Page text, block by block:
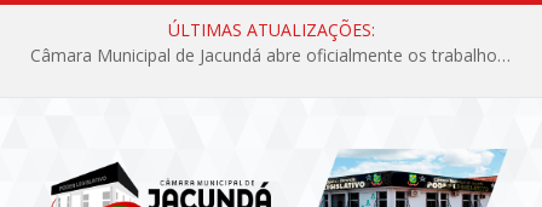
ÚLTIMAS ATUALIZAÇÕES:
Câmara Municipal de Jacundá abre oficialmente os trabalhos legislativos de 2026